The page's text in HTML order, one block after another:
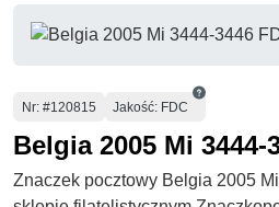
Numer
Nr: #120815 Jakość: FDC
Belgia 2005 Mi 3444-
Znaczek pocztowy Belgia 2005